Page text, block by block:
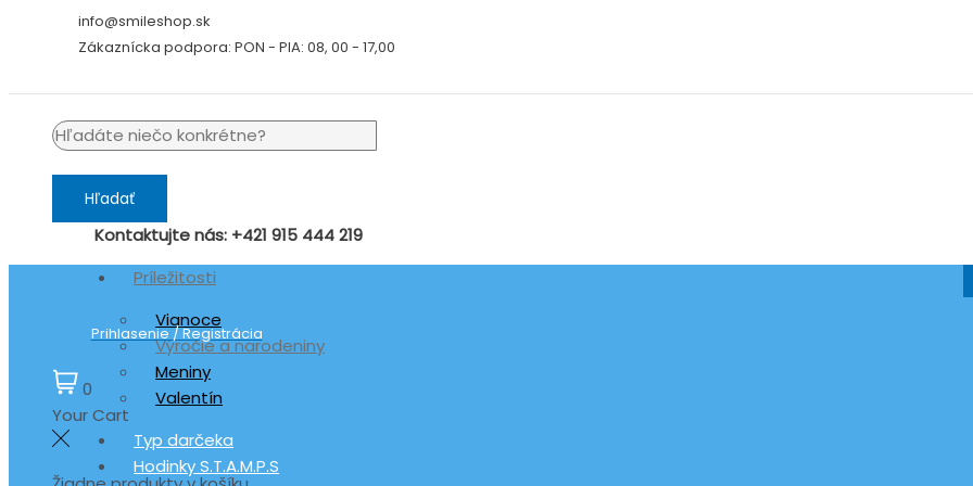
Preskočiťinfo@smileshop.sk
Zákaznícka podpora: PON - PIA: 08, 00 - 17,00
Hľadať
Kontaktujte nás: +421 915 444 219
Príležitosti
Vianoce
Výročie a narodeniny
Meniny
Valentín
Typ darčeka
Hodinky S.T.A.M.P.S
Prihlasenie / Registrácia
0
Your Cart